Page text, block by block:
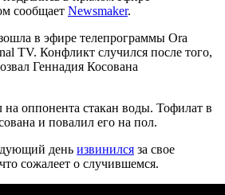
сообщает Newsmaker.
в эфире телепрограммы Ora
TV. Конфликт случился после того,
Геннадия Косована
оппонента стакан воды. Тофилат в
и повалил его на пол.
день извинился за свое
сожалеет о случившемся.